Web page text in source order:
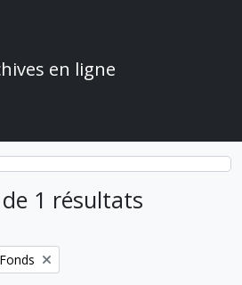
en ligne
1 résultats
Remove filter:
Fonds